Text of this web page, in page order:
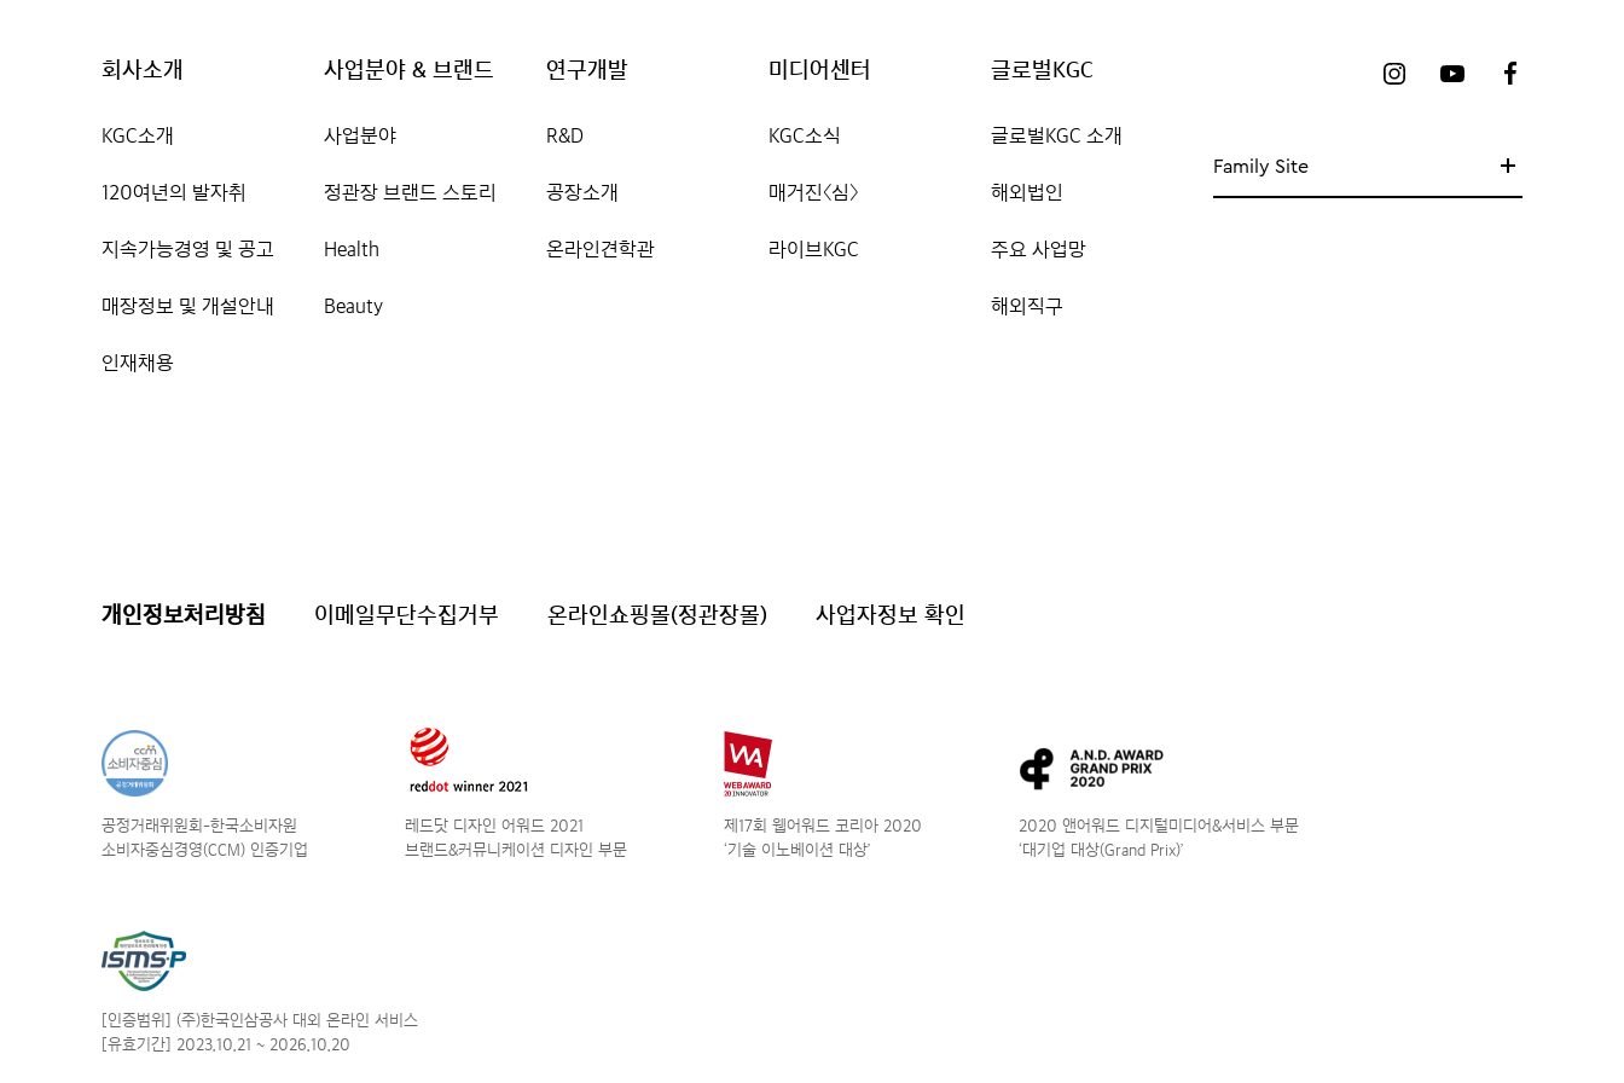
회사소개
KGC소개
120여년의 발자취
지속가능경영 및 공고
매장정보 및 개설안내
인재채용
사업분야 & 브랜드
사업분야
정관장 브랜드 스토리
Health
Beauty
연구개발
R&D
공장소개
온라인견학관
미디어센터
KGC소식
매거진〈심〉
라이브KGC
글로벌KGC
글로벌KGC 소개
해외법인
주요 사업망
해외직구
Family Site
개인정보처리방침 이메일무단수집거부 온라인쇼핑몰(정관장몰) 사업자정보 확인
공정거래위원회-한국소비자원
소비자중심경영(CCM) 인증기업
레드닷 디자인 어워드 2021
브랜드&커뮤니케이션 디자인 부문
제17회 웹어워드 코리아 2020
‘기술 이노베이션 대상’
2020 앤어워드 디지털미디어&서비스 부문
‘대기업 대상(Grand Prix)’
[인증범위] (주)한국인삼공사 대외 온라인 서비스
[유효기간] 2023.10.21 ~ 2026.10.20